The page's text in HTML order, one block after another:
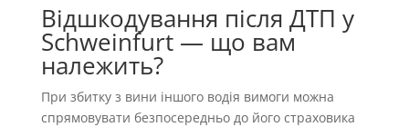
Відшкодування після ДТП у
Schweinfurt — що вам
належить?
При збитку з вини іншого водія вимоги можна
спрямовувати безпосередньо до його страховика